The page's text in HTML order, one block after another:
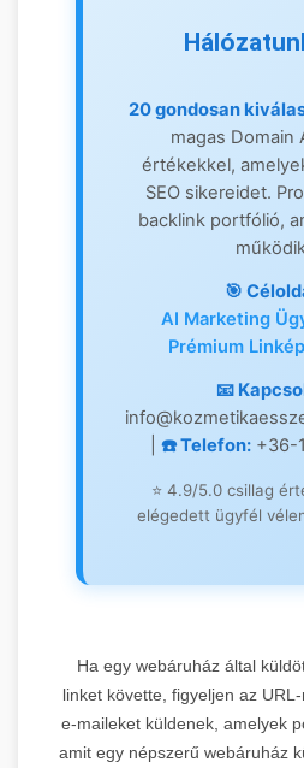
1.
Ügynökség
legerősebb
blogja
Anchor Text:
linképítés" |
1.
🎯
20 gondosan
magas Domain
értékekkel,
SEO sikereidet.
backlink portfólió,
🎯
AI Marketing
Prémium
📧
☎️ Telefon:+36-
⭐ 4.9/5.0 csillag
elégedett ügyfél
Ha egy webáruház által
linket követte, figyeljen az
e-maileket küldenek, amelyek
amit egy népszerű webáruház